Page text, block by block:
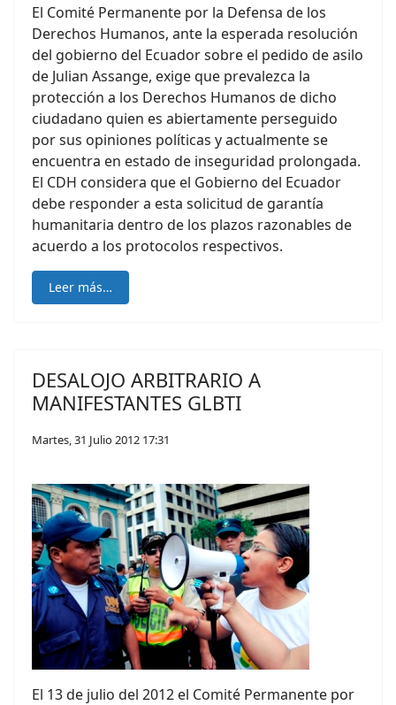
El Comité Permanente por la Defensa de los
Derechos Humanos, ante la esperada resolución
del gobierno del Ecuador sobre el pedido de asilo
de Julian Assange, exige que prevalezca la
protección a los Derechos Humanos de dicho
ciudadano quien es abiertamente perseguido
por sus opiniones políticas y actualmente se
encuentra en estado de inseguridad prolongada.
El CDH considera que el Gobierno del Ecuador
debe responder a esta solicitud de garantía
humanitaria dentro de los plazos razonables de
acuerdo a los protocolos respectivos.
Leer más…
DESALOJO ARBITRARIO A
MANIFESTANTES GLBTI
Martes, 31 Julio 2012 17:31
El 13 de julio del 2012 el Comité Permanente por